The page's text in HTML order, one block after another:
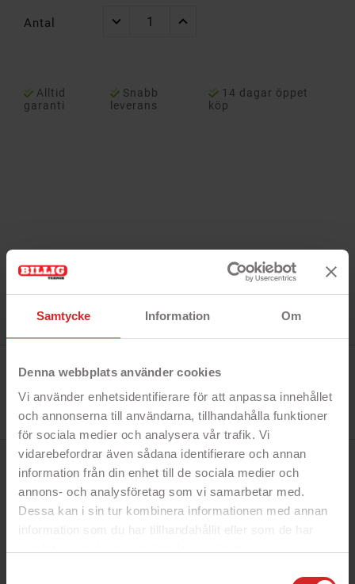
Samtycke Information Om
Denna webbplats använder cookies
Vi använder enhetsidentifierare för att anpassa innehållet
och annonserna till användarna, tillhandahålla funktioner
för sociala medier och analysera vår trafik. Vi
vidarebefordrar även sådana identifierare och annan
information från din enhet till de sociala medier och
annons- och analysföretag som vi samarbetar med.
Dessa kan i sin tur kombinera informationen med annan
information som du har tillhandahållit eller som de har
Antal
Alltid
garanti
Snabb
leverans
14 dagar öppet
köp
Puro
IPC1461ICONROSE
I lager
14 objekt
BESKRIVNING
Snabbfakta!
- Tunt och skyddande skal